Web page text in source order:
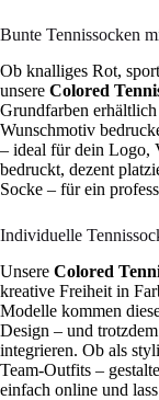
Bunte Tennissocken
Ob knalliges Rot,
unsere Colored
Grundfarben
Wunschmotiv
– ideal für dein Logo,
bedruckt, dezent
Socke – für ein
Individuelle
Unsere Colored
kreative Freiheit in
Modelle kommen
Design – und
integrieren. Ob als
Team-Outfits –
einfach online und